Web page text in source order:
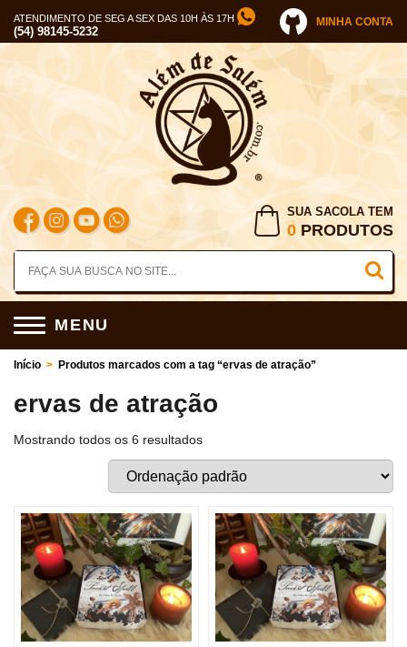
ATENDIMENTO DE SEG A SEX DAS 10H ÀS 17H
(54) 98145-5232
MINHA CONTA
SUA SACOLA TEM
0 PRODUTOS
MENU
Início > Produtos marcados com a tag “ervas de atração”
ervas de atração
Mostrando todos os 6 resultados